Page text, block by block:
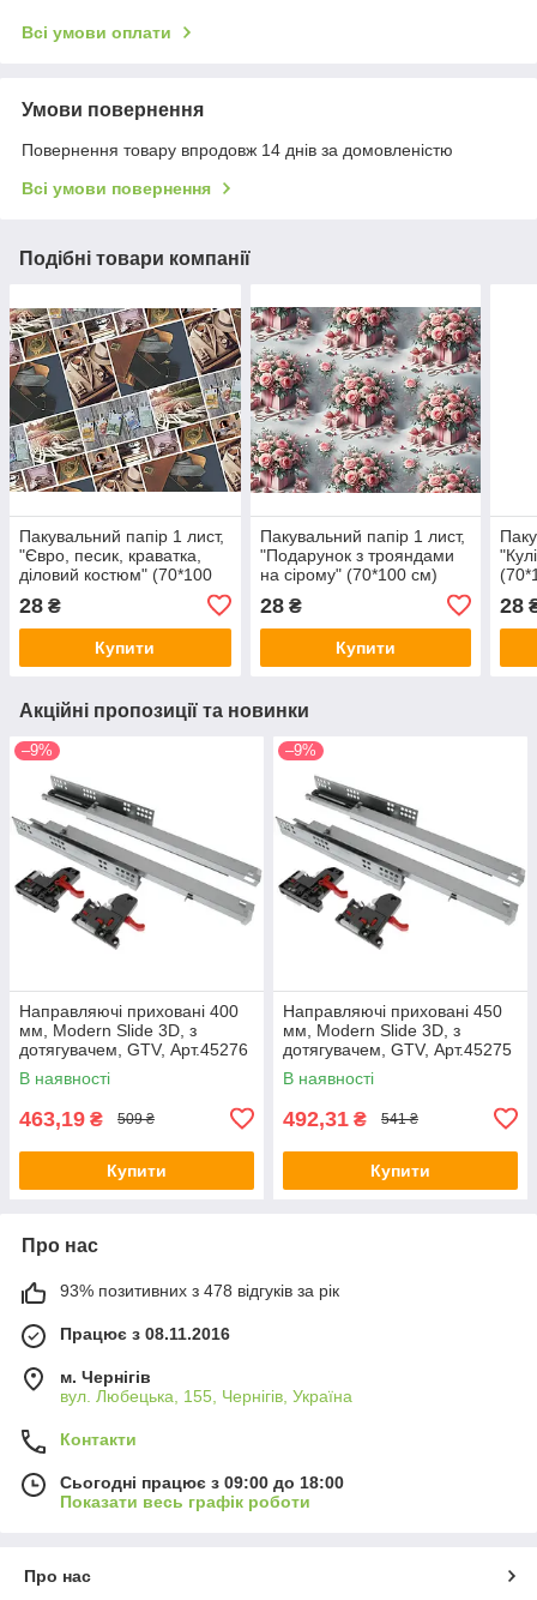
Всі умови оплати
Умови повернення
Повернення товару впродовж 14 днів за домовленістю
Всі умови повернення
Подібні товари компанії
Пакувальний папір 1 лист,
"Євро, песик, краватка,
діловий костюм" (70*100
28 ₴
Купити
Пакувальний папір 1 лист,
"Подарунок з трояндами
на сірому" (70*100 см)
28₴
Купити
28
Акційні пропозиції та новинки
–9%
Направляючі приховані 400
мм, Modern Slide 3D, з
дотягувачем, GTV, Арт.45276
В наявності
463,19 ₴ 509 ₴
Купити
–9%
Направляючі приховані 450
мм, Modern Slide 3D, з
дотягувачем, GTV, Арт.45275
В наявності
492,31 ₴ 541 ₴
Купити
Про нас
93% позитивних з 478 відгуків за рік
Працює з 08.11.2016
м. Чернігів
вул. Любецька, 155, Чернігів, Україна
Контакти
Сьогодні працює з 09:00 до 18:00
Показати весь графік роботи
Про нас